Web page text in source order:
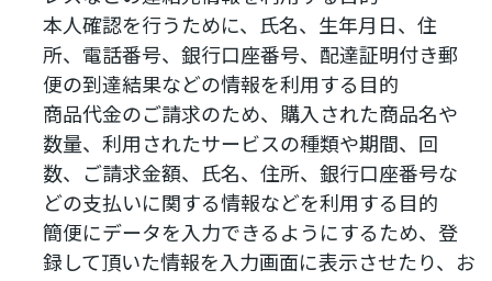
本人確認を行うために、氏名、生年月日、住
所、電話番号、銀行口座番号、配達証明付き郵
便の到達結果などの情報を利用する目的
商品代金のご請求のため、購入された商品名や
数量、利用されたサービスの種類や期間、回
数、ご請求金額、氏名、住所、銀行口座番号な
どの支払いに関する情報などを利用する目的
簡便にデータを入力できるようにするため、登
録して頂いた情報を入力画面に表示させたり、お